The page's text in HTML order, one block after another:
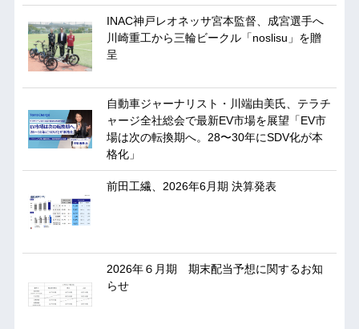
INAC神戸レオネッサ宮本監督、成宮選手へ
川崎重工から三輪ビークル「noslisu」を贈
呈
自動車ジャーナリスト・川端由美氏、テラチ
ャージ全社総会で最新EV市場を展望「EV市
場は次の転換期へ。28〜30年にSDV化が本
格化」
前田工繊、2026年6月期 決算発表
2026年６月期 期末配当予想に関するお知
らせ